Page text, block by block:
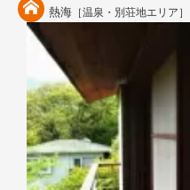
熱海 ［温泉・別荘地エリア］